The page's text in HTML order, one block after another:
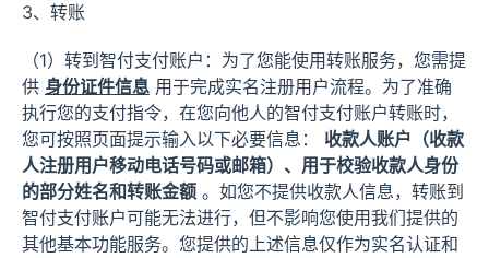
3、转账
（1）转到智付支付账户：为了您能使用转账服务，您需提
供 身份证件信息 用于完成实名注册用户流程。为了准确
执行您的支付指令，在您向他人的智付支付账户转账时，
您可按照页面提示输入以下必要信息： 收款人账户（收款
人注册用户移动电话号码或邮箱）、用于校验收款人身份
的部分姓名和转账金额 。如您不提供收款人信息，转账到
智付支付账户可能无法进行，但不影响您使用我们提供的
其他基本功能服务。您提供的上述信息仅作为实名认证和